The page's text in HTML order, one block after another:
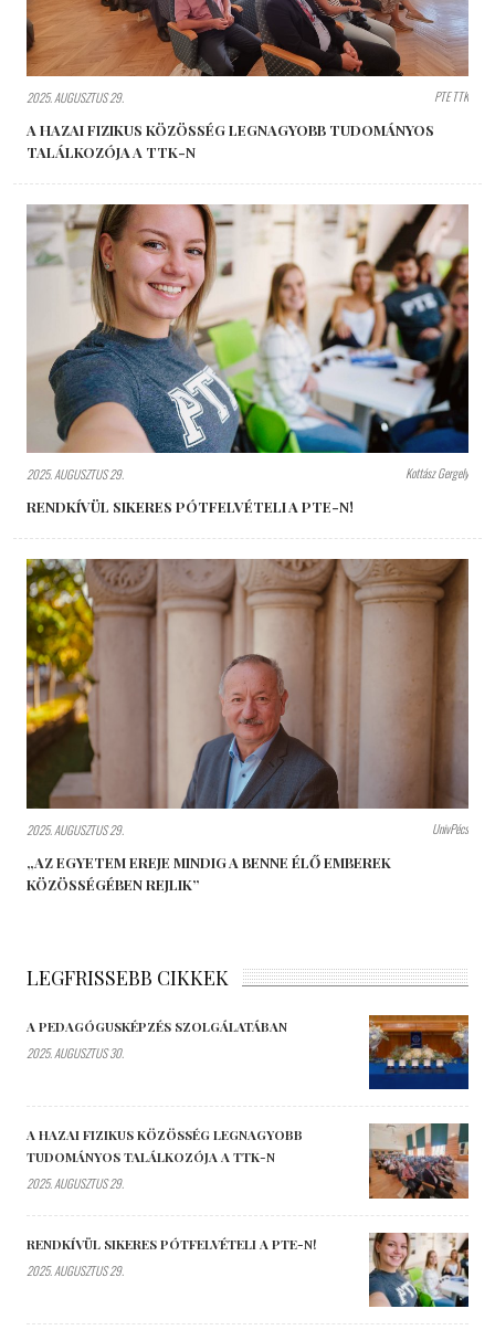
2025. AUGUSZTUS 29. PTE TTK
A HAZAI FIZIKUS KÖZÖSSÉG LEGNAGYOBB TUDOMÁNYOS
TALÁLKOZÓJA A TTK-N
2025. AUGUSZTUS 29. Kottász Gergely
RENDKÍVÜL SIKERES PÓTFELVÉTELI A PTE-N!
2025. AUGUSZTUS 29. UnivPécs
„AZ EGYETEM EREJE MINDIG A BENNE ÉLŐ EMBEREK
KÖZÖSSÉGÉBEN REJLIK”
LEGFRISSEBB CIKKEK
A PEDAGÓGUSKÉPZÉS SZOLGÁLATÁBAN
2025. AUGUSZTUS 30.
A HAZAI FIZIKUS KÖZÖSSÉG LEGNAGYOBB
TUDOMÁNYOS TALÁLKOZÓJA A TTK-N
2025. AUGUSZTUS 29.
RENDKÍVÜL SIKERES PÓTFELVÉTELI A PTE-N!
2025. AUGUSZTUS 29.